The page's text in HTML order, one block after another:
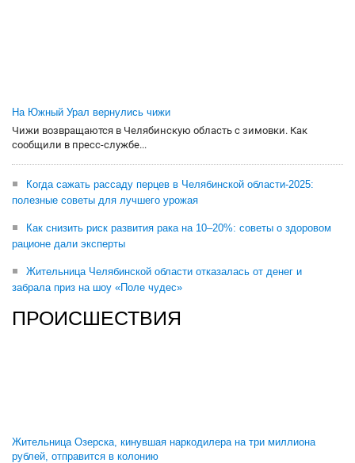
На Южный Урал вернулись чижи
Чижи возвращаются в Челябинскую область с зимовки. Как
сообщили в пресс-службе...
Когда сажать рассаду перцев в Челябинской области-2025:
полезные советы для лучшего урожая
Как снизить риск развития рака на 10–20%: советы о здоровом
рационе дали эксперты
Жительница Челябинской области отказалась от денег и
забрала приз на шоу «Поле чудес»
ПРОИСШЕСТВИЯ
Жительница Озерска, кинувшая наркодилера на три миллиона
рублей, отправится в колонию